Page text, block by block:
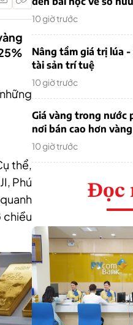
thể,
Phú
chiều
10 giờ trước
Nâng tầm giá trị lúa -
tài sản trí tuệ
10 giờ trước
Giá vàng trong nước
nơi bán cao hơn
10 giờ trước
Đọc